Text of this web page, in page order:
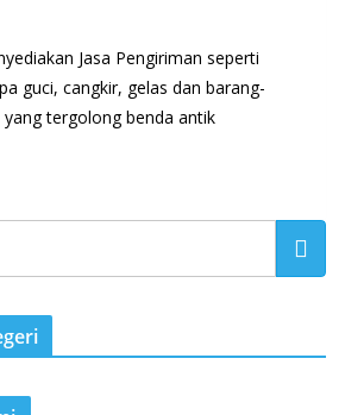
Jasa Pengiriman seperti
guci, cangkir, gelas dan barang-
tergolong benda antik